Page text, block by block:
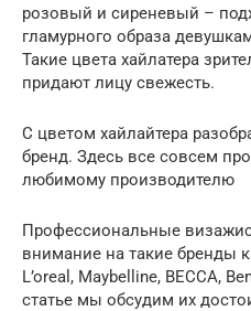
розовый и сиреневый –
гламурного образа
Такие цвета хайлатера
придают лицу свежесть.
С цветом хайлайтера
бренд. Здесь все совсем
любимому производителю
Профессиональные
внимание на такие бренды
L’oreal, Maybelline, BECCA,
статье мы обсудим их